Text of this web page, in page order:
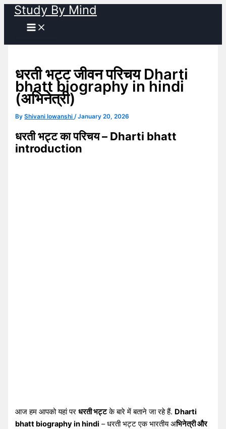
Skip
content
Study By Mind
धरती भट्ट जीवन परिचय Dharti
bhatt biography in hindi
(अभिनेत्री)
ByShivani lowanshi/January 20, 2026
धरती भट्ट का परिचय – Dharti bhatt
introduction
आज हम आपको यहां परधरती भट्टके बारे में बताने जा रहे हैं. Dharti
bhatt biography in hindi – धरती भट्ट एक भारतीय अभिनेत्री और